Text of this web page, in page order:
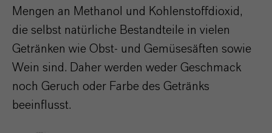
Mengen an Methanol und Kohlenstoffdioxid,
die selbst natürliche Bestandteile in vielen
Getränken wie Obst- und Gemüsesäften sowie
Wein sind. Daher werden weder Geschmack
noch Geruch oder Farbe des Getränks
beeinflusst.